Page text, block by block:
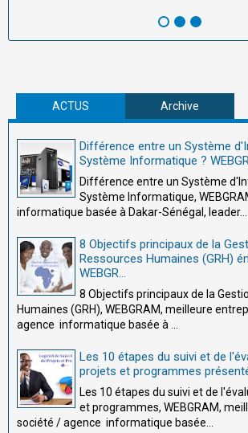
ACTUS Archive
Différence entre un Système
Système Informatique ?
Différence entre un Système
Système Informatique,
informatique basée à Dakar-Sénégal, leader...
8 Objectifs principaux de la
Ressources Humaines (GRH)
WEBGR...
8 Objectifs principaux de la
Humaines (GRH), WEBGRAM, meilleure
agence informatique basée à ...
Les 10 étapes du suivi et de
projets et programmes
Les 10 étapes du suivi et de
et programmes, WEBGRAM,
société / agence informatique basée...